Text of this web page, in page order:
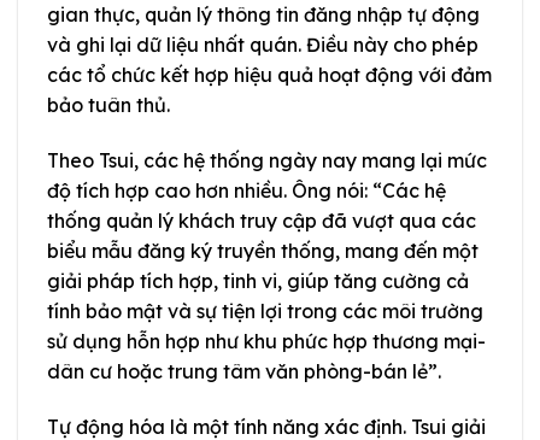
gian thực, quản lý thông tin đăng nhập tự động
và ghi lại dữ liệu nhất quán. Điều này cho phép
các tổ chức kết hợp hiệu quả hoạt động với đảm
bảo tuân thủ.
Theo Tsui, các hệ thống ngày nay mang lại mức
độ tích hợp cao hơn nhiều. Ông nói: “Các hệ
thống quản lý khách truy cập đã vượt qua các
biểu mẫu đăng ký truyền thống, mang đến một
giải pháp tích hợp, tinh vi, giúp tăng cường cả
tính bảo mật và sự tiện lợi trong các môi trường
sử dụng hỗn hợp như khu phức hợp thương mại-
dân cư hoặc trung tâm văn phòng-bán lẻ”.
Tự động hóa là một tính năng xác định. Tsui giải